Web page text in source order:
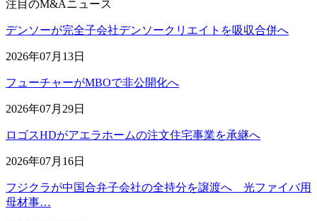
注目のM&Aニュース
デンソーが完全子会社デンソークリエイトを吸収合併へ
2026年07月13日
フューチャーがMBOで非公開化へ
2026年07月29日
ロゴスHDがアエラホームの注文住宅事業を承継へ
2026年07月16日
フジクラが中国合弁子会社の全持分を譲渡へ 光ファイバ用
母材事…